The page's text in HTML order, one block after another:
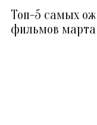
Топ-5 самых
фильмов